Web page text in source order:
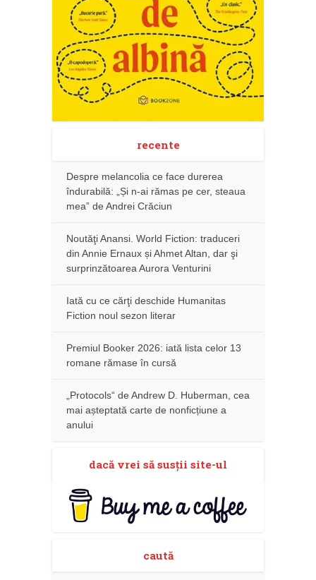
recente
Despre melancolia ce face durerea
îndurabilă: „Și n-ai rămas pe cer, steaua
mea” de Andrei Crăciun
Noutăţi Anansi. World Fiction: traduceri
din Annie Ernaux și Ahmet Altan, dar şi
surprinzătoarea Aurora Venturini
Iată cu ce cărţi deschide Humanitas
Fiction noul sezon literar
Premiul Booker 2026: iată lista celor 13
romane rămase în cursă
„Protocols“ de Andrew D. Huberman, cea
mai așteptată carte de nonficțiune a
anului
dacă vrei să susţii site-ul
caută